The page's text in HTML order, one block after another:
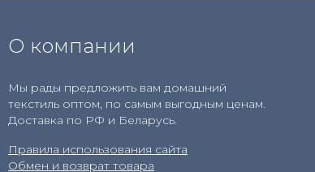
О компании
Мы рады предложить вам домашний
текстиль оптом, по самым выгодным ценам.
Доставка по РФ и Беларусь.
Правила использования сайта
Обмен и возврат товара